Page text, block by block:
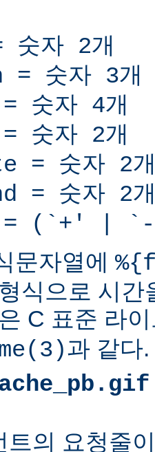
숫자 2개
= 숫자 3개
숫자 4개
숫자 2개
= 숫자 2
= 숫자 2
= (`+' | `-
문자열에
식으로 시간
은 C 표준 라
과 같다.
트의 요청줄